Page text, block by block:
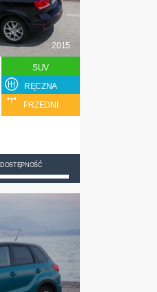
2015
SUV
RĘCZNA
PRZEDNI
DOSTĘPNOŚĆ